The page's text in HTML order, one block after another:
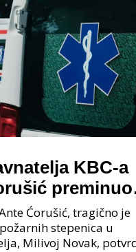
KBC-a
preminuo
policija na
Ćorušić, tragično je
stepenica u
Milivoj Novak,